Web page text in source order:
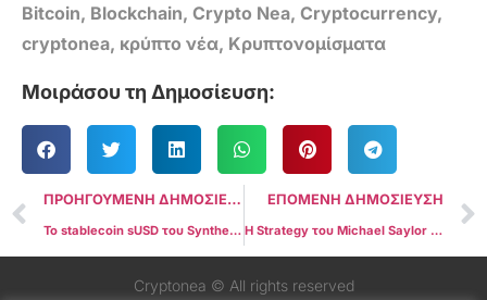
Bitcoin, Blockchain, Crypto Nea, Cryptocurrency,
cryptonea, κρύπτο νέα, Κρυπτονομίσματα
Μοιράσου τη Δημοσίευση:
ΠΡΟΗΓΟΥΜΕΝΗ ΔΗΜΟΣΙΕΥΣΗ
Το stablecoin sUSD του Synthetix υποχωρεί περαιτέρω, αγγίζοντας τα $0,68 μετά την αποσύνδεση από το δολάριο
ΕΠΟΜΕΝΗ ΔΗΜΟΣΙΕΥΣΗ
Η Strategy του Michael Saylor απέκτησε 6.556 BTC αξίας $555,8 εκατ. εν μέσω ανόδου της αγοράς
Cryptonea © All rights reserved